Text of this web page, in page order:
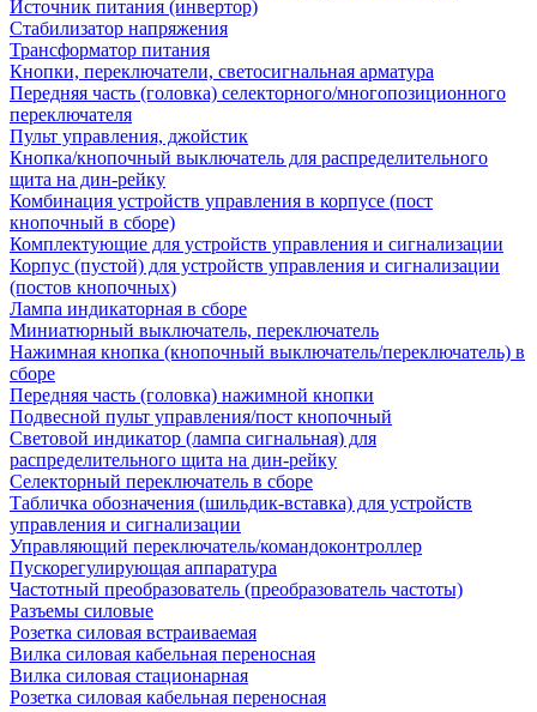
Источник питания (инвертор)
Стабилизатор напряжения
Трансформатор питания
Кнопки, переключатели, светосигнальная арматура
Передняя часть (головка) селекторного/многопозиционного
переключателя
Пульт управления, джойстик
Кнопка/кнопочный выключатель для распределительного
щита на дин-рейку
Комбинация устройств управления в корпусе (пост
кнопочный в сборе)
Комплектующие для устройств управления и сигнализации
Корпус (пустой) для устройств управления и сигнализации
(постов кнопочных)
Лампа индикаторная в сборе
Миниатюрный выключатель, переключатель
Нажимная кнопка (кнопочный выключатель/переключатель) в
сборе
Передняя часть (головка) нажимной кнопки
Подвесной пульт управления/пост кнопочный
Световой индикатор (лампа сигнальная) для
распределительного щита на дин-рейку
Селекторный переключатель в сборе
Табличка обозначения (шильдик-вставка) для устройств
управления и сигнализации
Управляющий переключатель/командоконтроллер
Пускорегулирующая аппаратура
Частотный преобразователь (преобразователь частоты)
Разъемы силовые
Розетка силовая встраиваемая
Вилка силовая кабельная переносная
Вилка силовая стационарная
Розетка силовая кабельная переносная